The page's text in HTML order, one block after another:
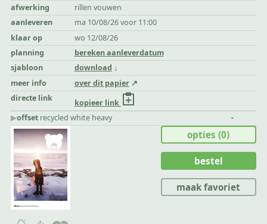
afwerking
rillen vouwen
aanleveren
ma 10/08/26 voor 11:00
klaar op
wo 12/08/26
planning
bereken aanleverdatum
sjabloon
download
meer info
over dit papier
directe link
kopieer link
▶︎offset recycled white heavy -
opties(0)
bestel
maak favoriet